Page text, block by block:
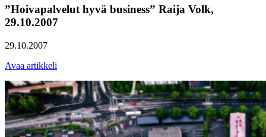
”Hoivapalvelut hyvä business” Raija Volk,
29.10.2007
29.10.2007
Avaa artikkeli